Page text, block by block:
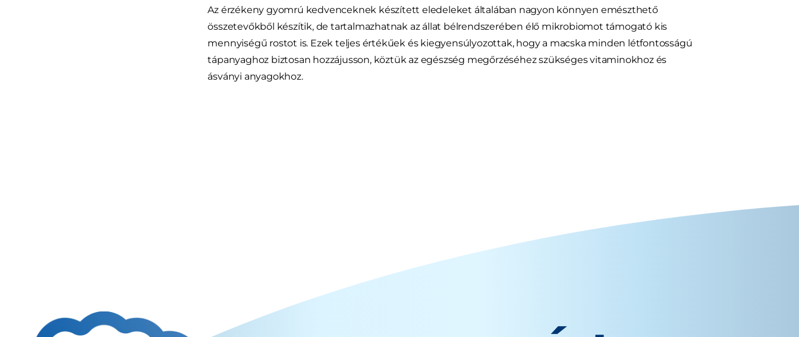
Az érzékeny gyomrú kedvenceknek készített eledeleket általában nagyon könnyen emészthető
összetevőkből készítik, de tartalmazhatnak az állat bélrendszerében élő mikrobiomot támogató kis
mennyiségű rostot is. Ezek teljes értékűek és kiegyensúlyozottak, hogy a macska minden létfontosságú
tápanyaghoz biztosan hozzájusson, köztük az egészség megőrzéséhez szükséges vitaminokhoz és
ásványi anyagokhoz.